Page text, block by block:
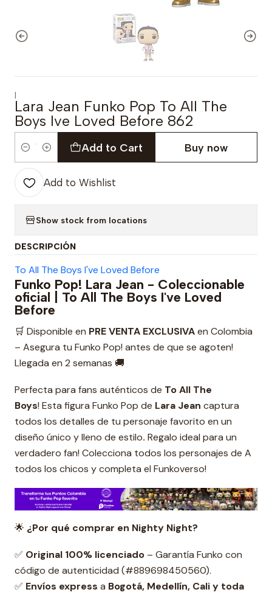
|
Lara Jean Funko Pop To All The
Boys Ive Loved Before 862
Quantity
Add to Cart Buy now
Add to Wishlist
Show stock from locations
DESCRIPCIÓN
To All The Boys I've Loved Before
Funko Pop! Lara Jean - Coleccionable
oficial | To All The Boys I've Loved
Before
🛒 Disponible en PRE VENTA EXCLUSIVAen Colombia
– Asegura tu Funko Pop! antes de que se agoten!
Llegada en 2 semanas 🚚
Perfecta para fans auténticos de To All The
Boys! Esta figura Funko Pop de Lara Jean captura
todos los detalles de tu personaje favorito en un
diseño único y lleno de estilo. Regalo ideal para un
verdadero fan! Colecciona todos los personajes de A
todos los chicos y completa el Funkoverso!
🌟 ¿Por qué comprar en Nighty Night?
✅ Original 100% licenciado – Garantía Funko con
código de autenticidad (#889698450560).
✅ Envíos express a Bogotá, Medellín, Cali y toda